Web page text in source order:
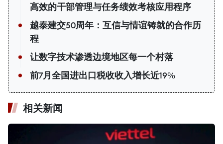
高效的干部管理与任务绩效考核应用程序
越泰建交50周年：互信与情谊铸就的合作历
程
让数字技术渗透边境地区每一个村落
前7月全国进出口税收收入增长近19%
相关新闻